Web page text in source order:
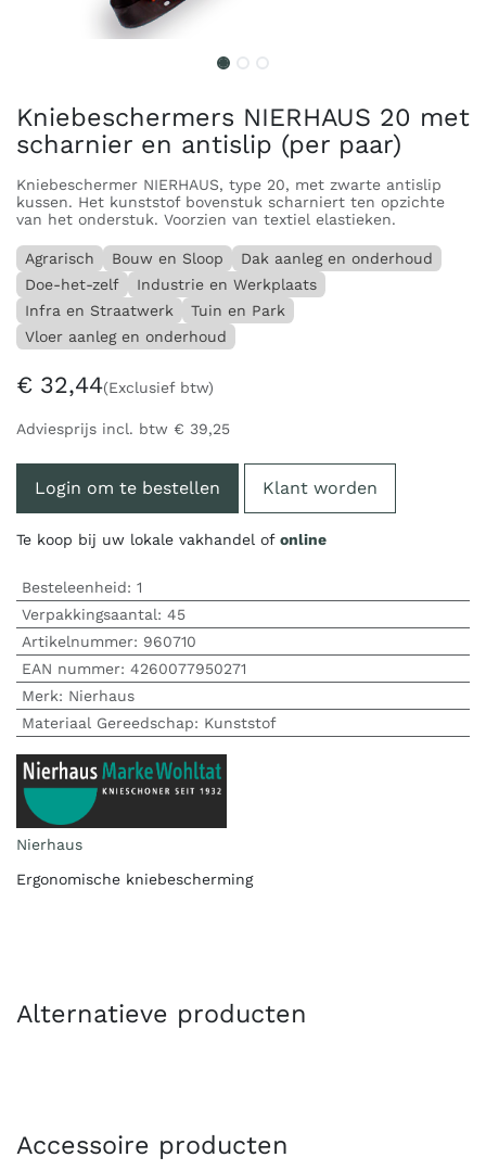
Kniebeschermers NIERHAUS 20 met
scharnier en antislip (per paar)
Kniebeschermer NIERHAUS, type 20, met zwarte antislip
kussen. Het kunststof bovenstuk scharniert ten opzichte
van het onderstuk. Voorzien van textiel elastieken.
Agrarisch Bouw en Sloop
Dak aanleg en onderhoud
Doe-het-zelf
Industrie en Werkplaats
Infra en Straatwerk
Tuin en Park
Vloer aanleg en onderhoud
€ 32,44(Exclusief btw)
Adviesprijs incl. btw € 39,25
Login om te bestellen Klant worden
Te koop bij uw lokale vakhandel of online
Besteleenheid: 1
Verpakkingsaantal: 45
Artikelnummer: 960710
EAN nummer: 4260077950271
Merk: Nierhaus
Materiaal Gereedschap: Kunststof
Nierhaus
Ergonomische kniebescherming
Alternatieve producten
Accessoire producten